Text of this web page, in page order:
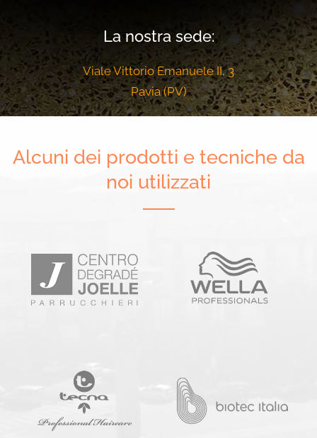
La nostra sede:
Viale Vittorio Emanuele II, 3
Pavia (PV)
Alcuni dei prodotti e tecniche da
noi utilizzati